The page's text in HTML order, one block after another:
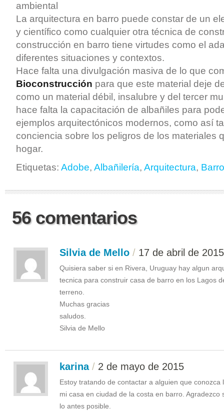
ambiental
La arquitectura en barro puede constar de un
y científico como cualquier otra técnica de
construcción en barro tiene virtudes como el
diferentes situaciones y contextos.
Hace falta una divulgación masiva de lo que
Bioconstrucción para que este material deje
como un material débil, insalubre y del tercer
hace falta la capacitación de albañiles para
ejemplos arquitectónicos modernos, como así
conciencia sobre los peligros de los materiales
hogar.
Etiquetas: Adobe, Albañilería, Arquitectura, Barro
56 comentarios
Silvia de Mello / 17 de abril de 2015
Quisiera saber si en Rivera, Uruguay hay algun
tecnica para construir casa de barro en los Lagos
terreno.
Muchas gracias
saludos.
Silvia de Mello
karina/ 2 de mayo de 2015
Estoy tratando de contactar a alguien que conozca
mi casa en ciudad de la costa en barro. Agradezco
lo antes posible.